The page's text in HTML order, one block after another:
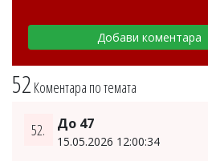
52 Коментара по темата
52. До 47
15.05.2026 12:00:34